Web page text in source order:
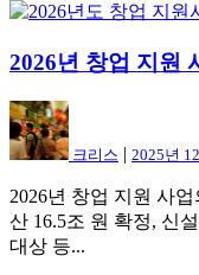
2026년 창업 지원
크리스 | 2025년
2026년 창업 지원 사
산 16.5조 원 확정, 신
대상 등...